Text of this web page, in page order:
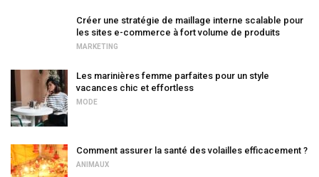
Créer une stratégie de maillage interne scalable pour
les sites e-commerce à fort volume de produits
MARKETING
Les marinières femme parfaites pour un style
vacances chic et effortless
MODE
Comment assurer la santé des volailles efficacement ?
ANIMAUX